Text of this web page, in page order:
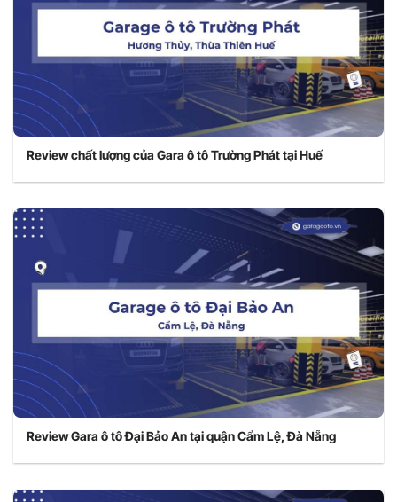
Review chất lượng của Gara ô tô Trường Phát tại Huế
Review Gara ô tô Đại Bảo An tại quận Cẩm Lệ, Đà Nẵng